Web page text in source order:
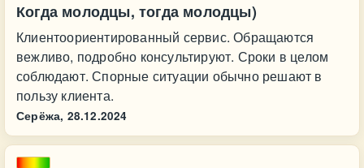
Когда молодцы, тогда молодцы)
Клиентоориентированный сервис. Обращаются
вежливо, подробно консультируют. Сроки в целом
соблюдают. Спорные ситуации обычно решают в
пользу клиента.
Серёжа, 28.12.2024